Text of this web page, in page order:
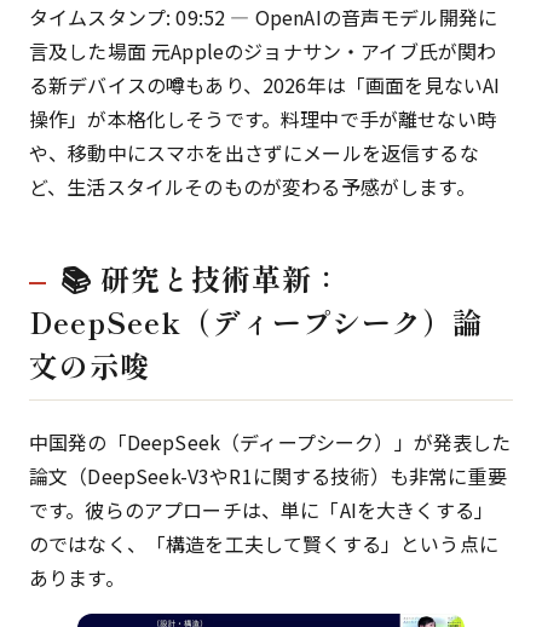
タイムスタンプ: 09:52 — OpenAIの音声モデル開発に
言及した場面 元Appleのジョナサン・アイブ氏が関わ
る新デバイスの噂もあり、2026年は「画面を見ないAI
操作」が本格化しそうです。料理中で手が離せない時
や、移動中にスマホを出さずにメールを返信するな
ど、生活スタイルそのものが変わる予感がします。
📚 研究と技術革新：
DeepSeek（ディープシーク）論
文の示唆
中国発の「DeepSeek（ディープシーク）」が発表した
論文（DeepSeek-V3やR1に関する技術）も非常に重要
です。彼らのアプローチは、単に「AIを大きくする」
のではなく、「構造を工夫して賢くする」という点に
あります。